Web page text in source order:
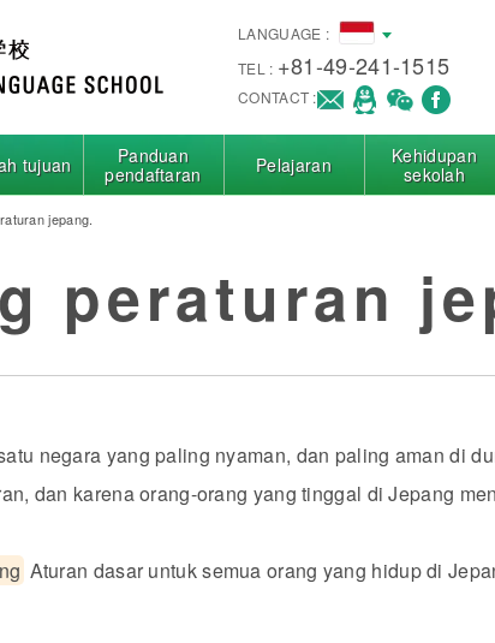
LANGUAGE :
TEL : +81-49-241-1515
CONTACT :
tujuan
Panduan
pendaftaran
Pelajaran
Kehidupan
sekolah
jepang.
peraturan
negara yang paling nyaman, dan paling aman di
dan karena orang-orang yang tinggal di Jepang
Aturan dasar untuk semua orang yang hidup di